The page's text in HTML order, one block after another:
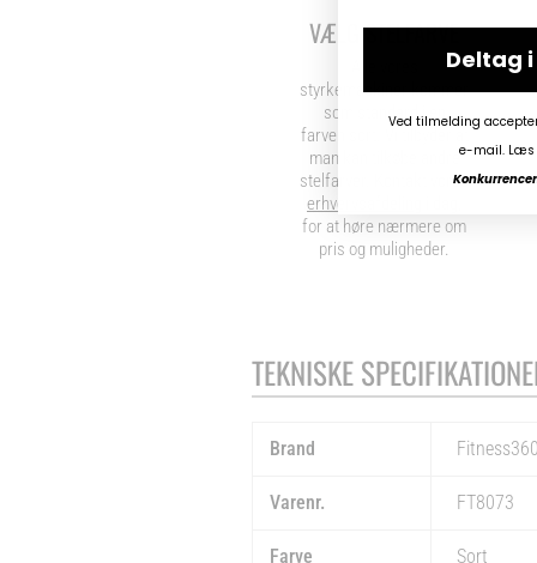
VÆLG STELFARVE
styrkemaskiner kommer
som standard i en
farven sort. Vi tilbyder at
man kan tilkøbe andre
stelfarver. Kontakt vores
erhvervsafdeling
for at høre nærmere om
pris og muligheder.
TEKNISKE
Brand Fitness360
Varenr. FT8073
Farve Sort
Deltag
Ved tilmelding
e-mail. Læs